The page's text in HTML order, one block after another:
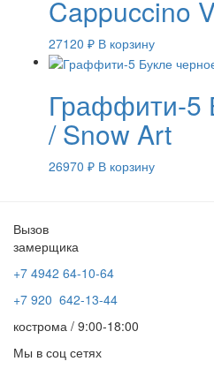
Cappuccino
27120 ₽ В корзину
Граффити-5
/ Snow Art
26970 ₽ В корзину
Вызов
замерщика
+7 4942 64-10-64
+7 920 642-13-44
кострома / 9:00-18:00
Мы в соц сетях